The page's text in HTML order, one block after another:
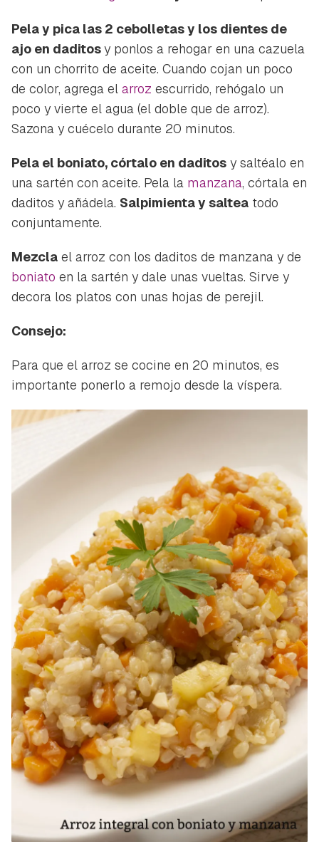
Pela y pica las 2 cebolletas y los dientes de
ajo en daditosy ponlos a rehogar en una cazuela
con un chorrito de aceite. Cuando cojan un poco
de color, agrega el arroz escurrido, rehógalo un
poco y vierte el agua (el doble que de arroz).
Sazona y cuécelo durante 20 minutos.
Pela el boniato, córtalo en daditos y saltéalo en
una sartén con aceite. Pela la manzana, córtala en
daditos y añádela. Salpimienta y saltea todo
conjuntamente.
Mezcla el arroz con los daditos de manzana y de
boniato en la sartén y dale unas vueltas. Sirve y
decora los platos con unas hojas de perejil.
Consejo:
Para que el arroz se cocine en 20 minutos, es
importante ponerlo a remojo desde la víspera.